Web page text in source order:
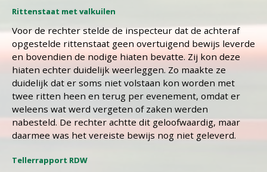
Rittenstaat met valkuilen
Voor de rechter stelde de inspecteur dat de achteraf
opgestelde rittenstaat geen overtuigend bewijs leverde
en bovendien de nodige hiaten bevatte. Zij kon deze
hiaten echter duidelijk weerleggen. Zo maakte ze
duidelijk dat er soms niet volstaan kon worden met
twee ritten heen en terug per evenement, omdat er
weleens wat werd vergeten of zaken werden
nabesteld. De rechter achtte dit geloofwaardig, maar
daarmee was het vereiste bewijs nog niet geleverd.
Tellerrapport RDW